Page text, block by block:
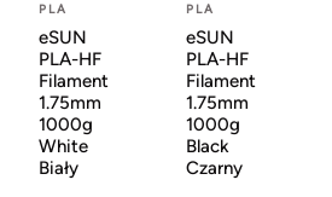
PLA
eSUN
PLA-HF
Filament
1.75mm
1000g
White
Biały
PLA
eSUN
PLA-HF
Filament
1.75mm
1000g
Black
Czarny